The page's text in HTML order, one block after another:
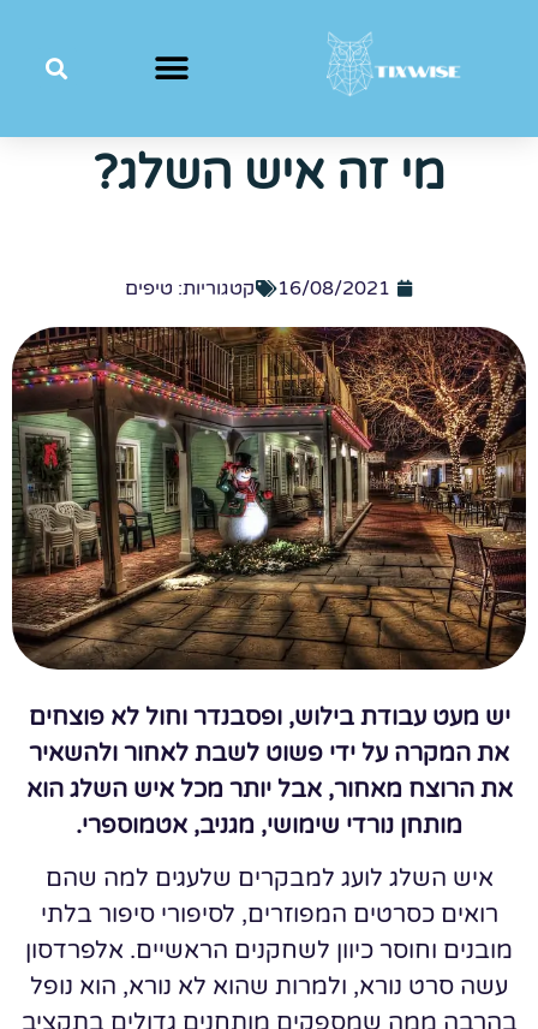
מי זה איש השלג?
16/08/2021 קטגוריות: טיפים
יש מעט עבודת בילוש, ופסבנדר וחול לא פוצחים
את המקרה על ידי פשוט לשבת לאחור ולהשאיר
את הרוצח מאחור, אבל יותר מכל איש השלג הוא
מותחן נורדי שימושי, מגניב, אטמוספרי.
איש השלג לועג למבקרים שלעגים למה שהם
רואים כסרטים המפוזרים, לסיפורי סיפור בלתי
מובנים וחוסר כיוון לשחקנים הראשיים. אלפרדסון
עשה סרט נורא, ולמרות שהוא לא נורא, הוא נופל